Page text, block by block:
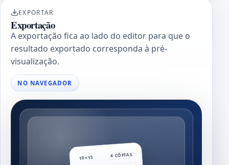
EXPORTAR
Exportação
A exportação fica ao lado do editor para que o
resultado exportado corresponda à pré-
visualização.
NO NAVEGADOR
10×15 4 CÓPIAS